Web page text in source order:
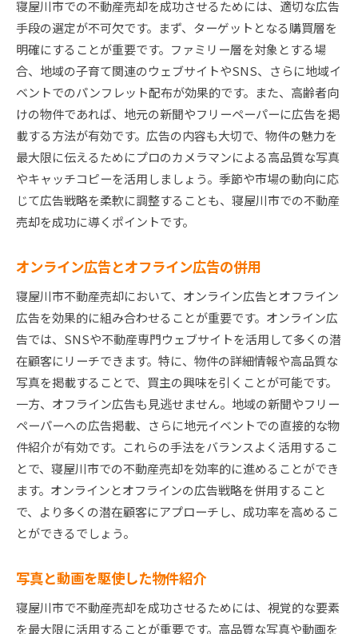
寝屋川市での不動産売却を成功させるためには、適切な広告
手段の選定が不可欠です。まず、ターゲットとなる購買層を
明確にすることが重要です。ファミリー層を対象とする場
合、地域の子育て関連のウェブサイトやSNS、さらに地域イ
ベントでのパンフレット配布が効果的です。また、高齢者向
けの物件であれば、地元の新聞やフリーペーパーに広告を掲
載する方法が有効です。広告の内容も大切で、物件の魅力を
最大限に伝えるためにプロのカメラマンによる高品質な写真
やキャッチコピーを活用しましょう。季節や市場の動向に応
じて広告戦略を柔軟に調整することも、寝屋川市での不動産
売却を成功に導くポイントです。
オンライン広告とオフライン広告の併用
寝屋川市不動産売却において、オンライン広告とオフライン
広告を効果的に組み合わせることが重要です。オンライン広
告では、SNSや不動産専門ウェブサイトを活用して多くの潜
在顧客にリーチできます。特に、物件の詳細情報や高品質な
写真を掲載することで、買主の興味を引くことが可能です。
一方、オフライン広告も見逃せません。地域の新聞やフリー
ペーパーへの広告掲載、さらに地元イベントでの直接的な物
件紹介が有効です。これらの手法をバランスよく活用するこ
とで、寝屋川市での不動産売却を効率的に進めることができ
ます。オンラインとオフラインの広告戦略を併用すること
で、より多くの潜在顧客にアプローチし、成功率を高めるこ
とができるでしょう。
写真と動画を駆使した物件紹介
寝屋川市で不動産売却を成功させるためには、視覚的な要素
を最大限に活用することが重要です。高品質な写真や動画を